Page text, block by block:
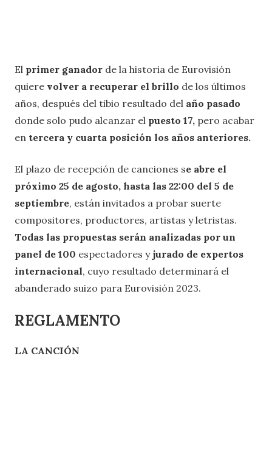
El primer ganador de la historia de Eurovisión
quiere volver a recuperar el brillo de los últimos
años, después del tibio resultado del año pasado
donde solo pudo alcanzar el puesto 17, pero acabar
en tercera y cuarta posición los años anteriores.
El plazo de recepción de canciones se abre el
próximo 25 de agosto, hasta las 22:00 del 5 de
septiembre, están invitados a probar suerte
compositores, productores, artistas y letristas.
Todas las propuestas serán analizadas por un
panel de 100 espectadores yjurado de expertos
internacional, cuyo resultado determinará el
abanderado suizo para Eurovisión 2023.
REGLAMENTO
LA CANCIÓN